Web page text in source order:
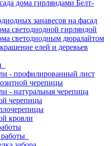
дома гирляндами Белт-
занавесов на фасад
светодиодной гирляндой
светодиодным дюралайтом
елей и деревьев
- профилированный лист
черепицы
- натуральная черепица
черепицы
кровли